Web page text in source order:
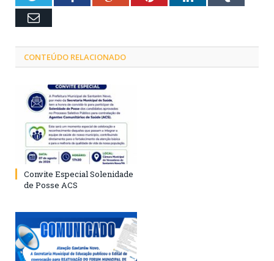
Email
CONTEÚDO RELACIONADO
Convite Especial Solenidade
de Posse ACS